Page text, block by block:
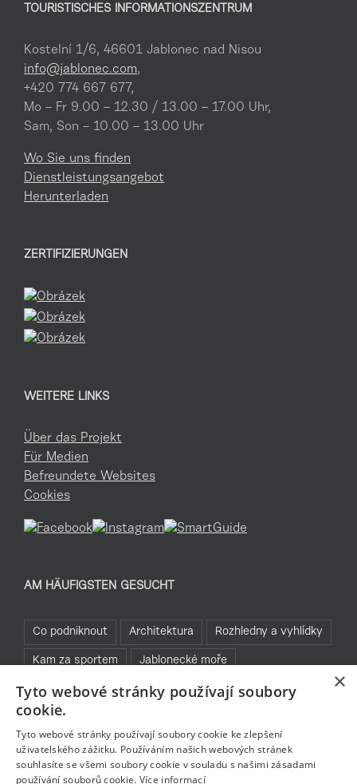
TOURISTISCHES INFORMATIONSZENTRUM
Kostelní 1/6, 46601 Jablonec nad Nisou
info@jablonec.com,
+420 774 667 677,
Mo – Fr 9.00 – 12.30 / 13.00 – 17.00 Uhr,
Sam, Son – 10.00 – 13.00 Uhr
Wo Sie uns finden
Dienstleistungsangebot
Herunterladen
ZERTIFIZIERUNGEN
WEITERE LINKS
Über das Projekt
Für Medien
Befreundete Websites
Cookies
AM HÄUFIGSTEN GESUCHT
Co podniknout Architektura Rozhledny a vyhlídky
Kam za sportem Jablonecké moře
Praktické informace Cyklistika Běžky
Bez bariér
×
Tyto webové stránky používají soubory
cookie.
Tyto webové stránky používají soubory cookie ke zlepšení
uživatelského zážitku. Používáním našich webových stránek
souhlasíte se všemi soubory cookie v souladu s našimi zásadami
používání souborů cookie. Více informací